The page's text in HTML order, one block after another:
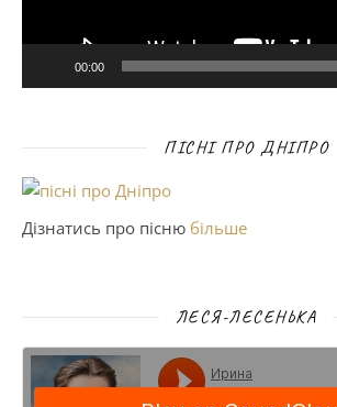
00:00
ПІСНІ ПРО ДНІПРО
Дізнатись про пісню більше
ЛЕСЯ-ЛЕСЕНЬКА